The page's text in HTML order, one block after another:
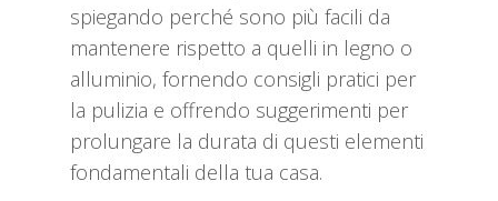
spiegando perché sono più facili da
mantenere rispetto a quelli in legno o
alluminio, fornendo consigli pratici per
la pulizia e offrendo suggerimenti per
prolungare la durata di questi elementi
fondamentali della tua casa.